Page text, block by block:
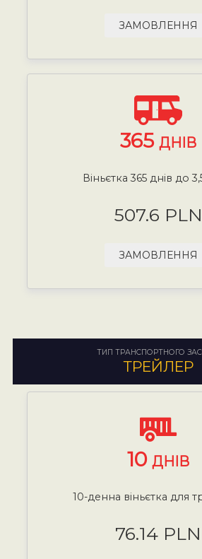
ЗАМОВЛЕННЯ
365 ДНІВ
Віньєтка 365 днів до
507.6 PLN
ЗАМОВЛЕННЯ
ТИП ТРАНСПОРТНОГО
ТРЕЙЛЕР
10 ДНІВ
10-денна віньєтка для
76.14 PLN